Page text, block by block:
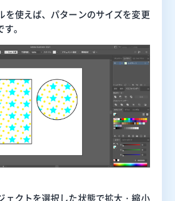
を使えば、パターンのサイズを変更
。
ェクトを選択した状態で拡大・縮小